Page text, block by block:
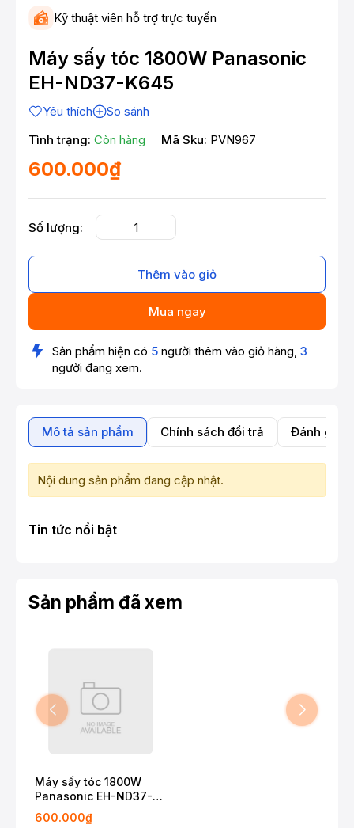
Kỹ thuật viên hỗ trợ trực tuyến
Máy sấy tóc 1800W Panasonic
EH-ND37-K645
Yêu thích
So sánh
Tình trạng: Còn hàng Mã Sku: PVN967
600.000₫
Số lượng:
Thêm vào giỏ
Mua ngay
Sản phẩm hiện có 5 người thêm vào giỏ hàng, 3
người đang xem.
Mô tả sản phẩm Chính sách đổi trả Đánh giá
Nội dung sản phẩm đang cập nhật.
Tin tức nổi bật
Sản phẩm đã xem
Máy sấy tóc 1800W
Panasonic EH-ND37-
K645
600.000₫